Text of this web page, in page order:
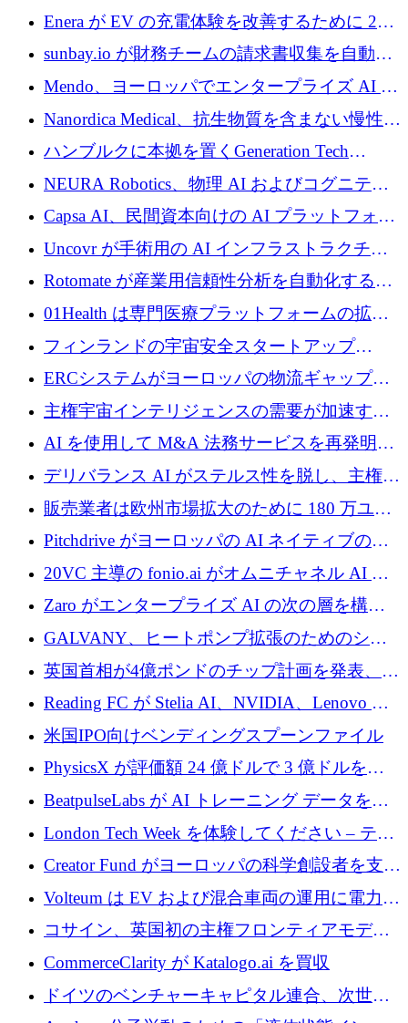
するために 200 万ユーロを調達
Enera が EV の充電体験を改善するために 200
万ドルを調達
sunbay.io が財務チームの請求書収集を自動化
するために 55 万ユーロを調達
Mendo、ヨーロッパでエンタープライズ AI 導
入を拡大するために 1,200 万ユーロを確保
Nanordica Medical、抗生物質を含まない慢性創
傷治療薬を市場に投入するために 160 万ユー
ロを調達
ハンブルクに本拠を置くGeneration Tech
Partnersが5,000万ユーロのAIロールアップファ
NEURA Robotics、物理 AI およびコグニティ
ブ ロボティクス プラットフォームを拡張する
ためにシリーズ C で最大 14 億ドルを確保
Capsa AI、民間資本向けの AI プラットフォー
ムを拡大するために 1,800 万ドルを調達
Uncovr が手術用の AI インフラストラクチャ
を構築するために 700 万ドルを調達
Rotomate が産業用信頼性分析を自動化するた
めに 210 万ユーロを調達
01Health は専門医療プラットフォームの拡大
に 1,500 万ドルを確保
フィンランドの宇宙安全スタートアップ
Aavuus が、スペースデブリ追跡に取り組むプ
レシード資金を獲得
ERCシステムがヨーロッパの物流ギャップを
埋めるために設計された重量物運搬用eVTOL
であるVictorを発表
主権宇宙インテリジェンスの需要が加速する
中、ICEYEは評価額100億ユーロ以上で4億
AI を使用して M&A 法務サービスを再発明す
るために 110 万ユーロを適切に確保
デリバランス AI がステルス性を脱し、主権の
あるエンタープライズ AI を強化
販売業者は欧州市場拡大のために 180 万ユー
ロを確保
Pitchdrive がヨーロッパの AI ネイティブの創
業者を支援するために 6,000 万ユーロを調達
20VC 主導の fonio.ai がオムニチャネル AI プ
ラットフォームのために 1,700 万ドルを調達
Zaro がエンタープライズ AI の次の層を構築
するために 510 万ドルを獲得
GALVANY、ヒートポンプ拡張のためのシー
ドラウンドで1,000万ユーロを確保
英国首相が4億ポンドのチップ計画を発表、英
国の新興企業は「ここで拡大」し「ここに留
まる」
Reading FC が Stelia AI、NVIDIA、Lenovo と
協力して AI Center of Excellence を立ち上げ
米国IPO向けベンディングスプーンファイル
PhysicsX が評価額 24 億ドルで 3 億ドルを調
達
BeatpulseLabs が AI トレーニング データを拡
張するために 180 万ドルのプレシードを調達
London Tech Week を体験してください – テク
ノロジーがヨーロッパのイノベーションの未
来を形作る場所
Creator Fund がヨーロッパの科学創設者を支援
するために 5,600 万ドルを調達
Volteum は EV および混合車両の運用に電力を
供給するために 250 万ユーロを寄付
コサイン、英国初の主権フロンティアモデル
で業界の支援を確保
CommerceClarity が Katalogo.ai を買収
ドイツのベンチャーキャピタル連合、次世代
スタートアップの成長に向けて機関投資家へ